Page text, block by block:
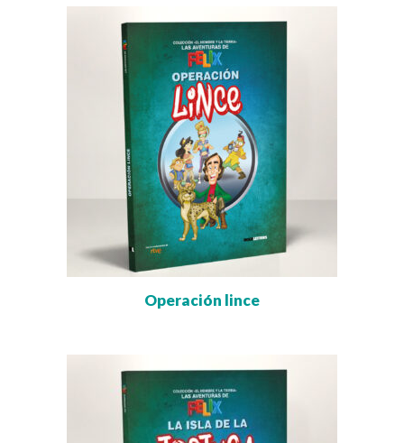
Operación lince